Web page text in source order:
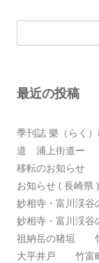
ョ
索:
最近の投稿
季刊誌 樂（らく
道 浦上街道ー
移転のお知らせ
お知らせ ( 長崎県 )
妙相寺・富川渓
妙相寺・富川渓
祖納岳の猪垣
大平井戸 竹富